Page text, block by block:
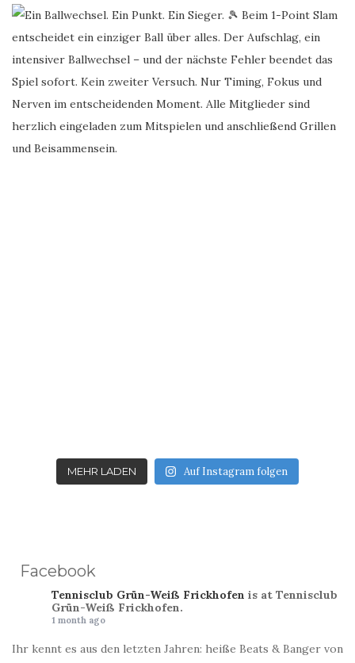
MEHR LADEN Auf Instagram folgen
Facebook
Tennisclub Grün-Weiß Frickhofen is at Tennisclub
Grün-Weiß Frickhofen.
1 month ago
Ihr kennt es aus den letzten Jahren: heiße Beats & Banger von